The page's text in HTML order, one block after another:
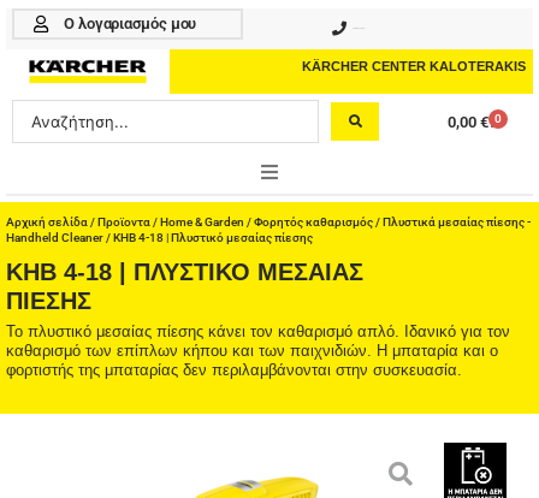
Μετάβαση
περιεχόμενο
Ο λογαριασμός μου
KÄRCHER CENTER KALOTERAKIS
Search
...
0,00 € 0
Cart
ONLINE SHOP
HOME & GARDEN
PROFESSIONAL
ΑΞΕΣΟΥΑΡ
Αρχική σελίδα /Προϊοντα /Home & Garden /Φορητός καθαρισμός/Πλυστικά μεσαίας πίεσης -
Handheld Cleaner/ KHB 4-18 | Πλυστικό μεσαίας πίεσης
KHB 4-18 | ΠΛΥΣΤΙΚΌ ΜΕΣΑΊΑΣ
ΠΊΕΣΗΣ
Το πλυστικό μεσαίας πίεσης κάνει τον καθαρισμό απλό. Ιδανικό για τον
καθαρισμό των επίπλων κήπου και των παιχνιδιών. Η μπαταρία και ο
φορτιστής της μπαταρίας δεν περιλαμβάνονται στην συσκευασία.